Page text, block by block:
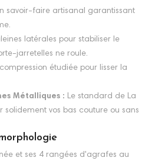
savoir-faire artisanal garantissant
latérales pour stabiliser le
jarretelles ne roule.
étudiée pour lisser la
Métalliques : Le standard de La
solidement vos bas couture ou sans
et ses 4 rangées d'agrafes au